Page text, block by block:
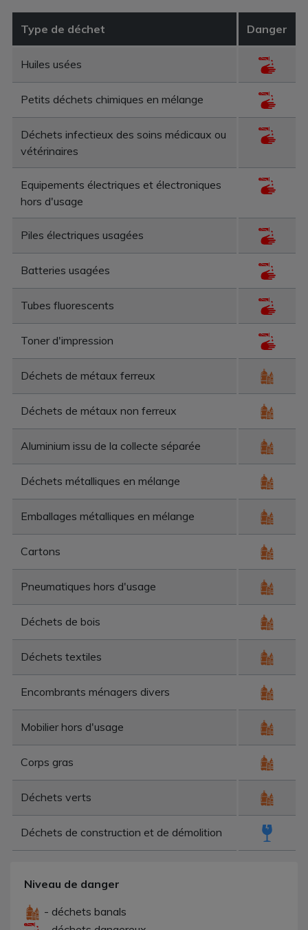
Type de déchet Danger
Huiles usées
Petits déchets chimiques en mélange
Déchets infectieux des soins médicaux ou
vétérinaires
Equipements électriques et électroniques
hors d'usage
Piles électriques usagées
Batteries usagées
Tubes fluorescents
Toner d'impression
Déchets de métaux ferreux
Déchets de métaux non ferreux
Aluminium issu de la collecte séparée
Déchets métalliques en mélange
Emballages métalliques en mélange
Cartons
Pneumatiques hors d'usage
Déchets de bois
Déchets textiles
Encombrants ménagers divers
Mobilier hors d'usage
Corps gras
Déchets verts
Déchets de construction et de démolition
Niveau de danger
- déchets banals